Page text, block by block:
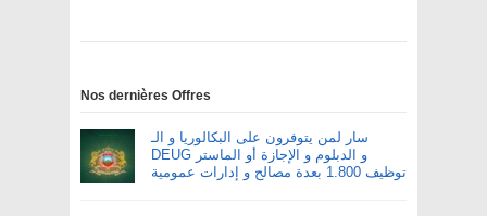
Nos dernières Offres
سار لمن يتوفرون على البكالوريا و الـ
DEUG و الدبلوم و الإجازة أو الماستر
توظيف 1.800 بعدة مصالح و إدارات عمومية